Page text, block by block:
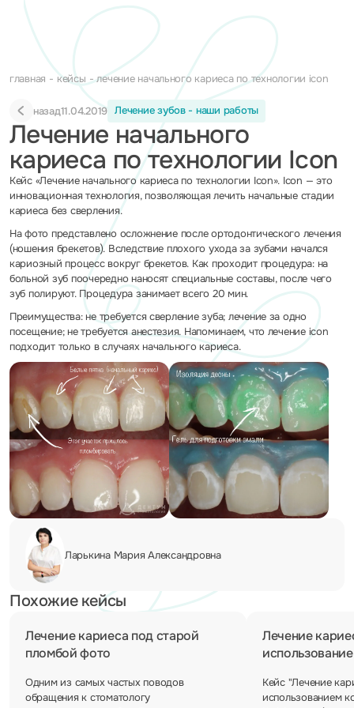
главная кейсы лечение начального кариеса по технологии icon
назад Лечение зубов - наши работы
11.04.2019
Лечение начального
кариеса по технологии Icon
Кейс «Лечение начального кариеса по технологии Icon». Icon — это
инновационная технология, позволяющая лечить начальные стадии
кариеса без сверления.
На фото представлено осложнение после ортодонтического лечения
(ношения брекетов). Вследствие плохого ухода за зубами начался
кариозный процесс вокруг брекетов. Как проходит процедура: на
больной зуб поочередно наносят специальные составы, после чего
зуб полируют. Процедура занимает всего 20 мин.
Преимущества: не требуется сверление зуба; лечение за одно
посещение; не требуется анестезия. Напоминаем, что лечение icon
подходит только в случаях начального кариеса.
Ларькина МарияАлександровна
Похожие кейсы
Лечение кариеса под старой
пломбой фото
Одним из самых частых поводов
обращения к стоматологу
Лечение
Кейс "Лечение
использованием